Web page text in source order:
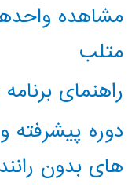
مشاهده
متلب
راهنمای
دوره
های بدون